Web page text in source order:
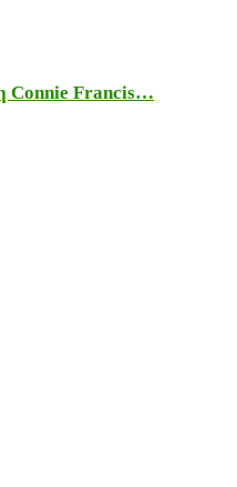
Connie Francis…